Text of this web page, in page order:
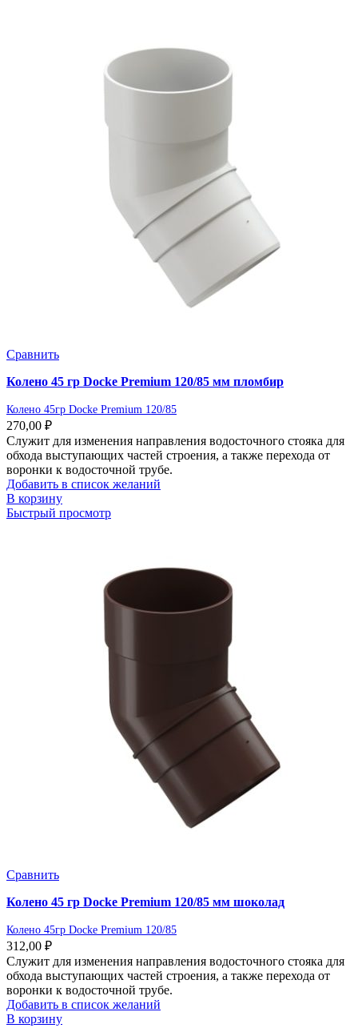
Сравнить
Колено 45 гр Docke Premium 120/85 мм пломбир
Колено 45гр Docke Premium 120/85
270,00 ₽
Служит для изменения направления водосточного стояка для
обхода выступающих частей строения, а также перехода от
воронки к водосточной трубе.
Добавить в список желаний
В корзину
Быстрый просмотр
Сравнить
Колено 45 гр Docke Premium 120/85 мм шоколад
Колено 45гр Docke Premium 120/85
312,00 ₽
Служит для изменения направления водосточного стояка для
обхода выступающих частей строения, а также перехода от
воронки к водосточной трубе.
Добавить в список желаний
В корзину